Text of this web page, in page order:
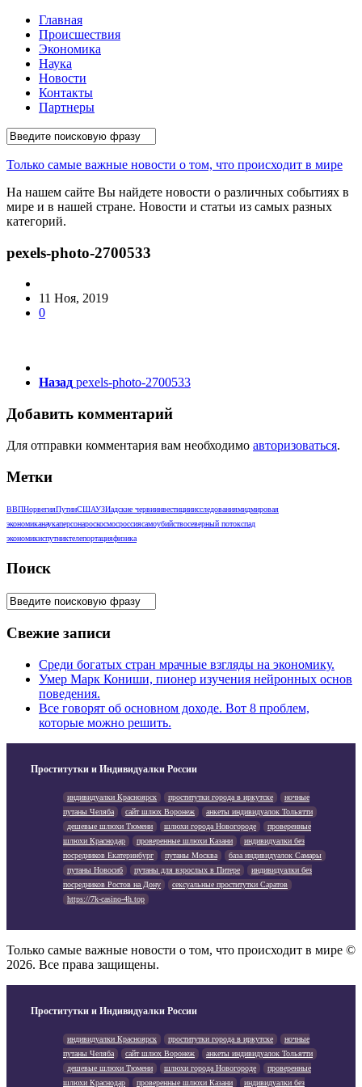
Главная
Происшествия
Экономика
Наука
Новости
Контакты
Партнеры
Только самые важные новости о том, что происходит в мире
На нашем сайте Вы найдете новости о различных событиях в
мире и в нашей стране. Новости и статьи из самых разных
категорий.
pexels-photo-2700533
11 Ноя, 2019
0
Назад pexels-photo-2700533
Добавить комментарий
Для отправки комментария вам необходимо авторизоваться.
Метки
ВВПНорвегияПутинСШАУЗИадские червиинвестицииисследованиямидмировая
экономиканаукаперсонароскосмосроссиясамоубийствосеверный потокспад
экономикиспутниктелепортацияфизика
Поиск
Свежие записи
Среди богатых стран мрачные взгляды на экономику.
Умер Марк Кониши, пионер изучения нейронных основ
поведения.
Все говорят об основном доходе. Вот 8 проблем,
которые можно решить.
Проститутки и Индивидуалки России
индивидуалки Красноярск проститутки города в иркутске
ночные
путаны Челяба
сайт шлюх Воронеж
анкеты индивидуалок Тольятти
дешевые шлюхи Тюмени
шлюхи города Новогороде
проверенные
шлюхи Краснодар
проверенные шлюхи Казани
индивидуалки без
посредников Екатеринбург
путаны Москва
база индивидуалок Самары
путаны Новосиб
путаны для взрослых в Питере
индивидуалки без
посредников Ростов на Дону
сексуальные проститутки Саратов
https://7k-casino-4h.top
Только самые важные новости о том, что происходит в мире ©
2026. Все права защищены.
Проститутки и Индивидуалки России
индивидуалки Красноярск проститутки города в иркутске
ночные
путаны Челяба
сайт шлюх Воронеж
анкеты индивидуалок Тольятти
дешевые шлюхи Тюмени
шлюхи города Новогороде
проверенные
шлюхи Краснодар
проверенные шлюхи Казани индивидуалки без